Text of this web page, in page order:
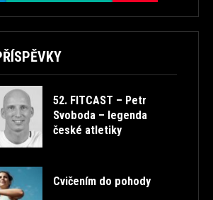
52. FITCAST – Petr
Svoboda – legenda
české atletiky
Cvičením do pohody